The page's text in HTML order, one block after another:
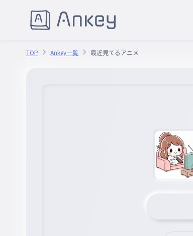
TOP Ankey一覧 最近見てるアニメ